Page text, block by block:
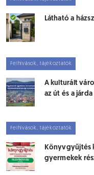
Látható a
Felhívások, tájékoztatók
A kulturált
az út és a
Felhívások, tájékoztatók
Könyvgyűjtés
gyermekek